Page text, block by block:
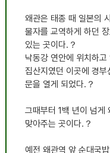
왜관은 태종 때 일본의
물자를 교역하게 하던
있는 곳이다.？
낙동강 연안에 위치하
집산지였던 이곳에 경
문을 열게 되었다.？
그때부터 1백 년이 넘게
맞아주는 곳이다.？
예전 왜관역 앞 순대국